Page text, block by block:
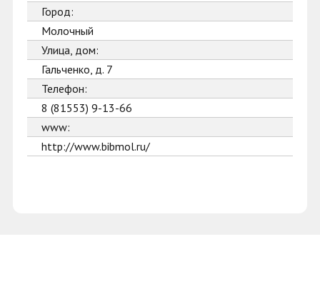
Город:
Молочный
Улица, дом:
Гальченко, д. 7
Телефон:
8 (81553) 9-13-66
www:
http://www.bibmol.ru/